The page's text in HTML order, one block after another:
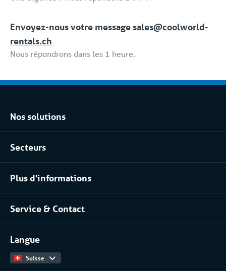
Envoyez-nous votre message sales@coolworld-
rentals.ch
Nous répondrons dans les 1 heure.
Nos solutions
Location climatisation réversible
Location chambres positives et négatives
Location pour les process industriels
Secteurs
Agroalimentaire
Pharma
Industrie chimique
Installateurs / Maintenanciers
Plus d'informations
À propos de nous
Notre équipe
Travailler chez
Catalogue Produits
Service & Contact
Contact
Langue
Suisse